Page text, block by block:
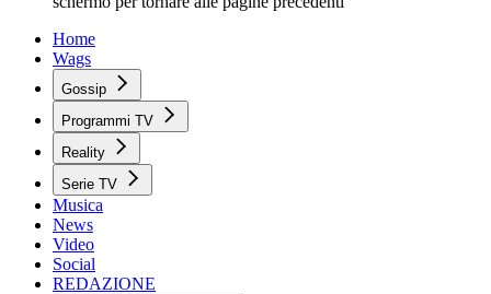
Home
Wags
Gossip
Programmi TV
Reality
Serie TV
Musica
News
Video
Social
REDAZIONE